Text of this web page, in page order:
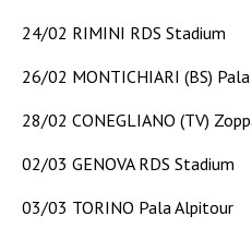
24/02 RIMINI RDS Stadium
26/02 MONTICHIARI (BS)
28/02 CONEGLIANO (TV)
02/03 GENOVA RDS Stadium
03/03 TORINO Pala Alpitour